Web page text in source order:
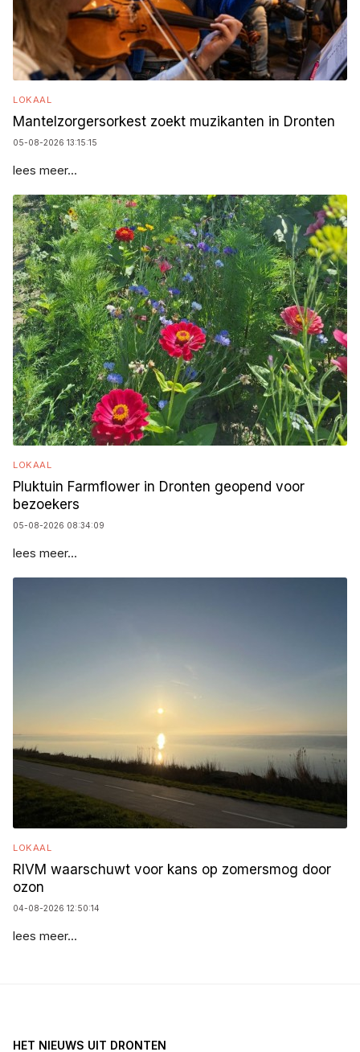
LOKAAL
Mantelzorgersorkest zoekt muzikanten in Dronten
05-08-2026 13:15:15
lees meer...
LOKAAL
Pluktuin Farmflower in Dronten geopend voor
bezoekers
05-08-2026 08:34:09
lees meer...
LOKAAL
RIVM waarschuwt voor kans op zomersmog door
ozon
04-08-2026 12:50:14
lees meer...
HET NIEUWS UIT DRONTEN